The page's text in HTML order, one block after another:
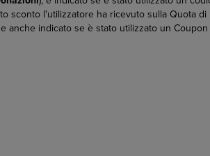
sconto l'utilizzatore ha ricevuto sulla Quota
anche indicato se è stato utilizzato un